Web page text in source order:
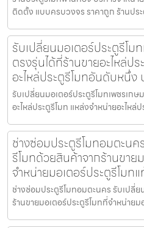
ติดตั้ง แบบครบวงจร ราคาถูก ร้านปร
รับเปลี่ยนมอเตอร์ประตูรีโม
ตรงรุ่นได้ที่ร้านขายอะไหล่ป
อะไหล่ประตูรีโมทอันดับหนึ่ง
รับเปลี่ยนมอเตอร์ประตูรีโมทเพชรเก
อะไหล่ประตูรีโมท แหล่งจำหน่ายอะไหล่
ช่างซ่อมประตูรีโมทอมตะน
รีโมทด้วยสินค้าจากร้านขาย
จำหน่ายมอเตอร์ประตูรีโมท
ช่างซ่อมประตูรีโมทอมตะนคร รับเปลี่
ร้านขายมอเตอร์ประตูรีโมทที่จำหน่าย